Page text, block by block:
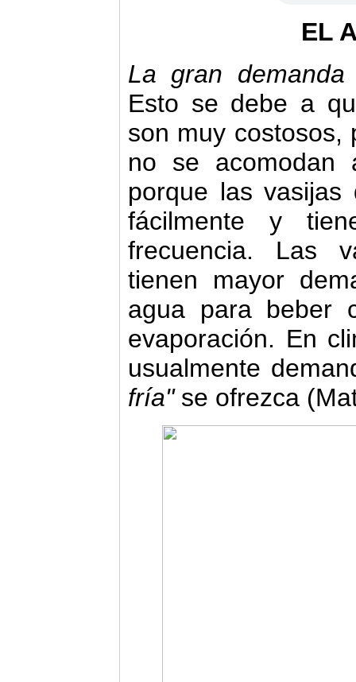
EL
La gran
Esto se debe a
son muy costosos,
no se acomodan
porque las
fácilmente y
frecuencia. Las
tienen mayor
agua para beber
evaporación. En
usualmente
fría" se ofrezca